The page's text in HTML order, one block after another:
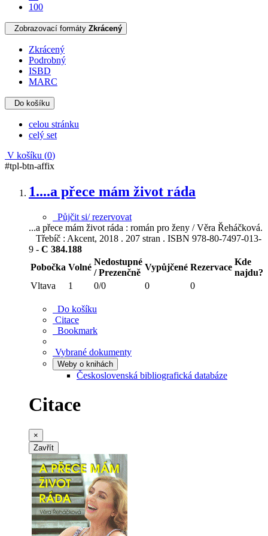
100
Zobrazovací formáty Zkrácený
Zkrácený
Podrobný
ISBD
MARC
Do košíku
celou stránku
celý set
V košíku (0)
#tpl-btn-affix
1....a přece mám život ráda
Půjčit si/ rezervovat
...a přece mám život ráda : román pro ženy / Věra Řeháčková.
Třebíč : Akcent, 2018 . 207 stran . ISBN 978-80-7497-013-
9 - C 384.188
Pobočka Volné
Nedostupné
/ Prezenčně
Vypůjčené Rezervace
Kde
najdu?
Vltava
1 0/0 0 0
Do košíku
Citace
Bookmark
Vybrané dokumenty
Weby o knihách
Československá bibliografická databáze
Citace
×
Zavřít